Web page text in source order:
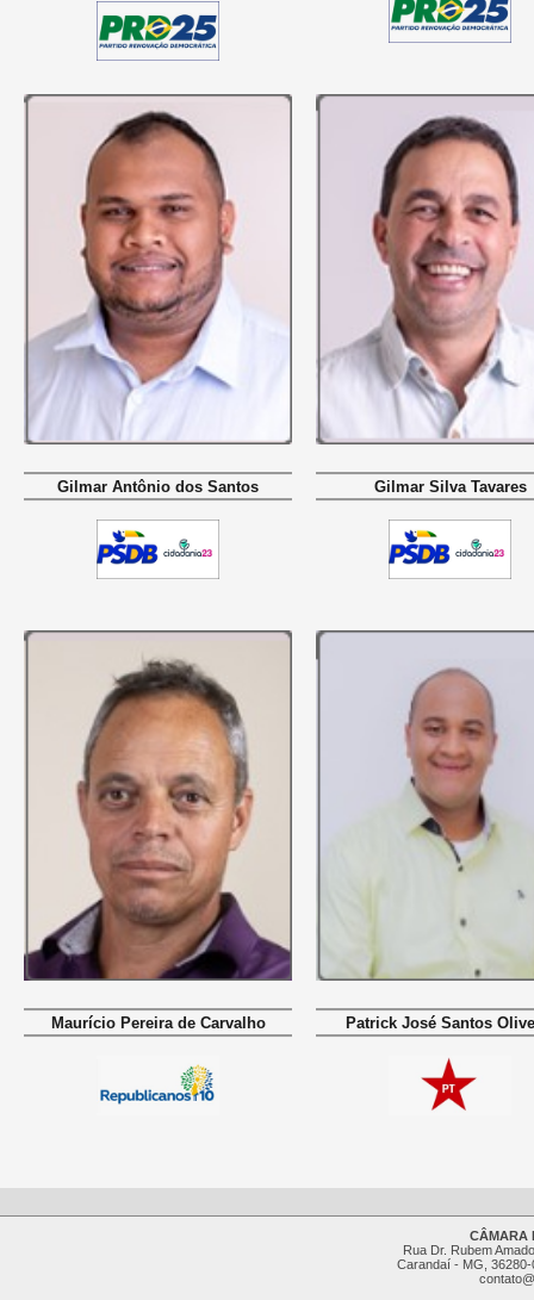
Gilmar Antônio dos Santos Gilmar Silva Tavares
Maurício Pereira de Carvalho Patrick José Santos
CÂMARA
Rua Dr. Rubem
Carandaí - MG,